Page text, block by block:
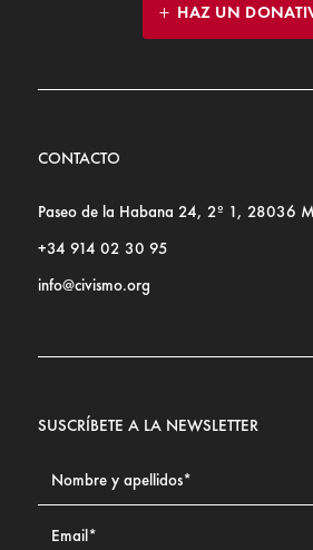
HAZ UN
CONTACTO
Paseo de la Habana 24, 2º 1, 28036
+34 914 02 30 95
info@civismo.org
SUSCRÍBETE A LA NEWSLETTER